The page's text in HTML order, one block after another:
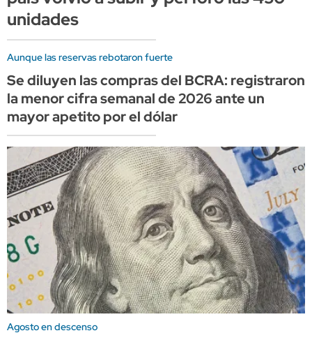
unidades
Aunque las reservas rebotaron fuerte
Se diluyen las compras del BCRA: registraron
la menor cifra semanal de 2026 ante un
mayor apetito por el dólar
Agosto en descenso